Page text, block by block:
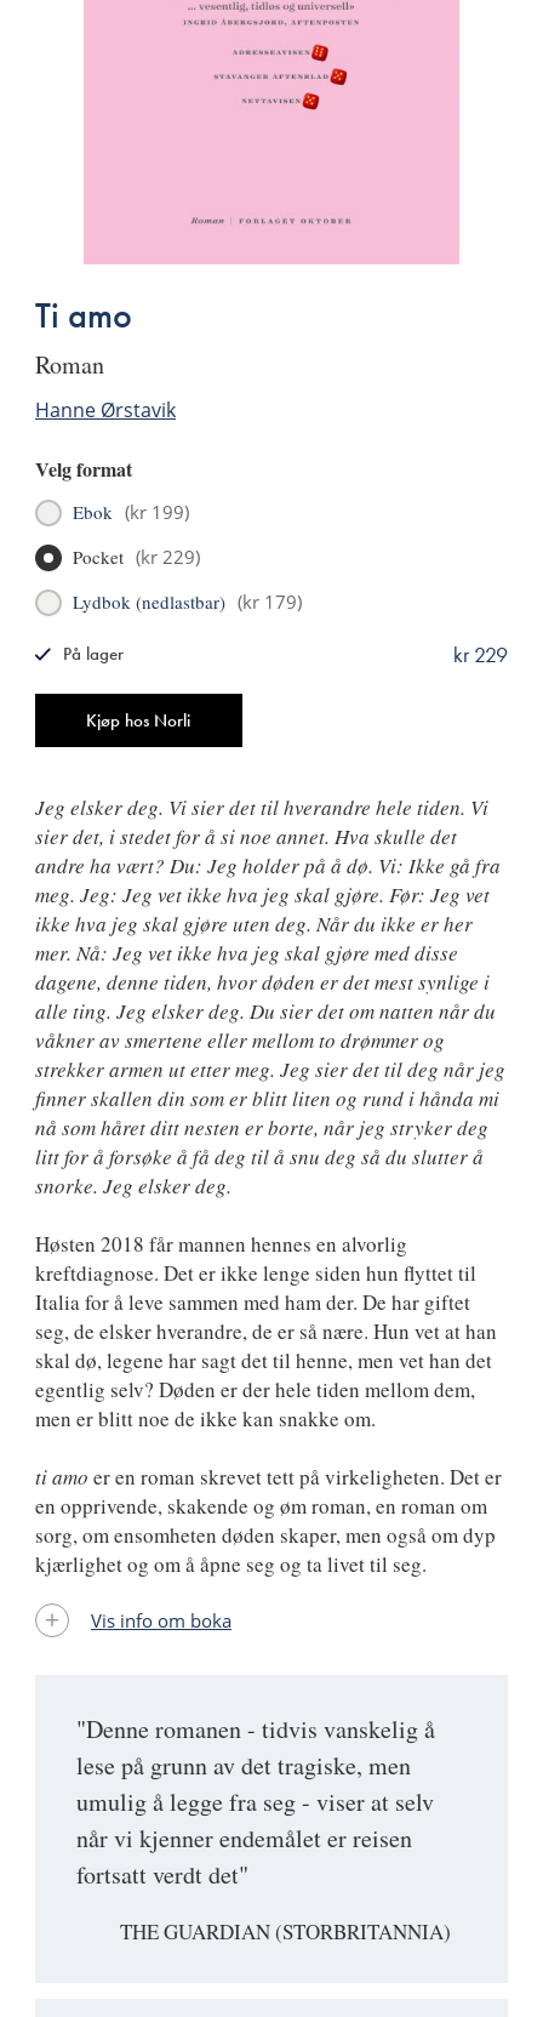
Ti amo
roman
Hanne Ørstavik
Velg format
Ebok (kr 199)
Pocket (kr 229)
Lydbok (nedlastbar) (kr 179)
Kjøp hos Norli
kr 229
På lager
"Denne romanen - tidvis vanskelig å
lese på grunn av det tragiske, men
umulig å legge fra seg - viser at selv
når vi kjenner endemålet er reisen
fortsatt verdt det"
THE GUARDIAN (STORBRITANNIA)
Jeg elsker deg. Vi sier det til hverandre hele tiden. Vi
sier det, i stedet for å si noe annet. Hva skulle det
andre ha vært? Du: Jeg holder på å dø. Vi: Ikke gå fra
meg. Jeg: Jeg vet ikke hva jeg skal gjøre. Før: Jeg vet
ikke hva jeg skal gjøre uten deg. Når du ikke er her
mer. Nå: Jeg vet ikke hva jeg skal gjøre med disse
dagene, denne tiden, hvor døden er det mest synlige i
alle ting. Jeg elsker deg. Du sier det om natten når du
våkner av smertene eller mellom to drømmer og
strekker armen ut etter meg. Jeg sier det til deg når jeg
finner skallen din som er blitt liten og rund i hånda mi
nå som håret ditt nesten er borte, når jeg stryker deg
litt for å forsøke å få deg til å snu deg så du slutter å
snorke. Jeg elsker deg.
Høsten 2018 får mannen hennes en alvorlig
kreftdiagnose. Det er ikke lenge siden hun flyttet til
Italia for å leve sammen med ham der. De har giftet
seg, de elsker hverandre, de er så nære. Hun vet at han
skal dø, legene har sagt det til henne, men vet han det
egentlig selv? Døden er der hele tiden mellom dem,
men er blitt noe de ikke kan snakke om.
ti amo er en roman skrevet tett på virkeligheten. Det er
en opprivende, skakende og øm roman, en roman om
sorg, om ensomheten døden skaper, men også om dyp
kjærlighet og om å åpne seg og ta livet til seg.
Vis info om boka